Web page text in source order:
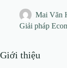
Mai Văn
Giải pháp
Giới thiệu